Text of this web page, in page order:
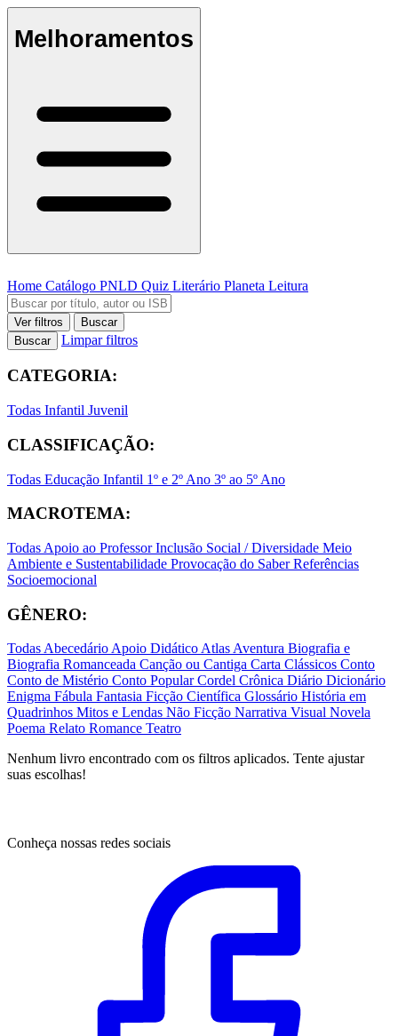
Melhoramentos
Home Catálogo PNLD Quiz Literário Planeta Leitura
Ver filtros
Buscar
Buscar
Limpar filtros
CATEGORIA:
Todas Infantil Juvenil
CLASSIFICAÇÃO:
Todas Educação Infantil 1º e 2º Ano 3º ao 5º Ano
MACROTEMA:
Todas Apoio ao ProfessorInclusão Social / Diversidade Meio
Ambiente e Sustentabilidade Provocação do SaberReferências
Socioemocional
GÊNERO:
TodasAbecedárioApoio DidáticoAtlasAventura Biografia e
Biografia Romanceada Canção ou Cantiga Carta Clássicos Conto
Conto de Mistério Conto PopularCordel Crônica Diário Dicionário
Enigma Fábula Fantasia Ficção Científica Glossário História em
Quadrinhos Mitos e Lendas Não Ficção Narrativa Visual Novela
Poema Relato Romance Teatro
Nenhum livro encontrado com os filtros aplicados. Tente ajustar
suas escolhas!
Conheça nossas redes sociais